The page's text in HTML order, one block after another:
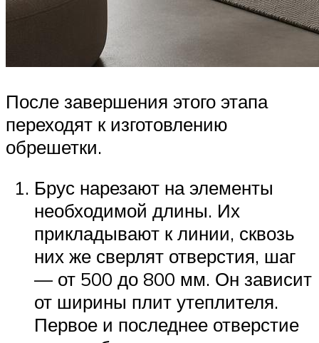
После завершения этого этапа
переходят к изготовлению
обрешетки.
Брус нарезают на элементы
необходимой длины. Их
прикладывают к линии, сквозь
них же сверлят отверстия, шаг
— от 500 до 800 мм. Он зависит
от ширины плит утеплителя.
Первое и последнее отверстие